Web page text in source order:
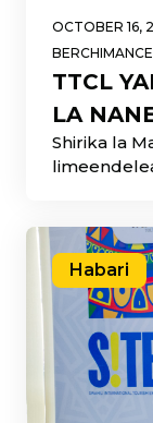
OCTOBER 16,
BERCHIMANCE
TTCL
LA
Shirika la
Habari